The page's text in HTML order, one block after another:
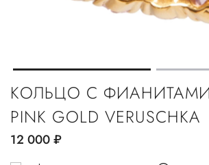
КОЛЬЦО С ФИАНИТАМИ
PINK GOLD VERUSCHKA
12 000руб.